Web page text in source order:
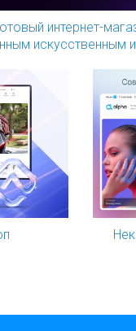
интернет-
искусственным